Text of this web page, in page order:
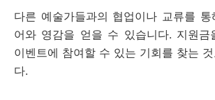
다른 예술가들과의 협업이나 교류를
어와 영감을 얻을 수 있습니다. 지원금
이벤트에 참여할 수 있는 기회를 찾는
다.